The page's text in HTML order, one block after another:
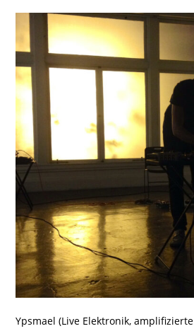
Ypsmael (Live Elektronik, amplifizierte